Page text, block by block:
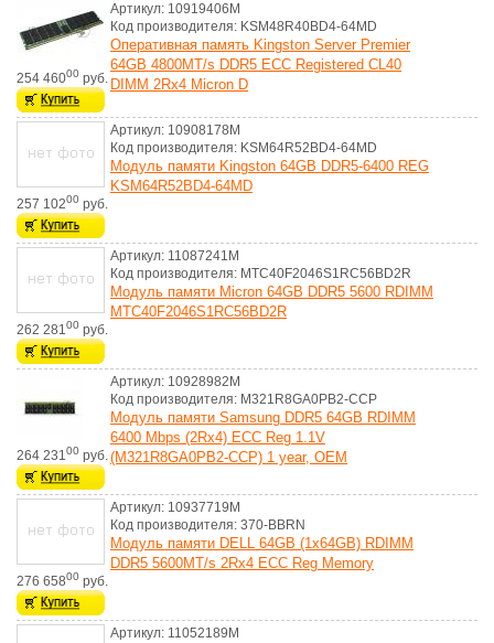
254 46000 руб.
Артикул: 10919406M
Код производителя: KSM48R40BD4-64MD
Оперативная память Kingston Server Premier
64GB 4800MT/s DDR5 ECC Registered CL40
DIMM 2Rx4 Micron D
257 10200 руб.
Артикул: 10908178M
Код производителя: KSM64R52BD4-64MD
Модуль памяти Kingston 64GB DDR5-6400 REG
KSM64R52BD4-64MD
262 28100 руб.
Артикул: 11087241M
Код производителя: MTC40F2046S1RC56BD2R
Модуль памяти Micron 64GB DDR5 5600 RDIMM
MTC40F2046S1RC56BD2R
264 23100 руб.
Артикул: 10928982M
Код производителя: M321R8GA0PB2-CCP
Модуль памяти Samsung DDR5 64GB RDIMM
6400 Mbps (2Rx4) ECC Reg 1.1V
(M321R8GA0PB2-CCP) 1 year, OEM
276 65800 руб.
Артикул: 10937719M
Код производителя: 370-BBRN
Модуль памяти DELL 64GB (1x64GB) RDIMM
DDR5 5600MT/s 2Rx4 ECC Reg Memory
Артикул: 11052189M